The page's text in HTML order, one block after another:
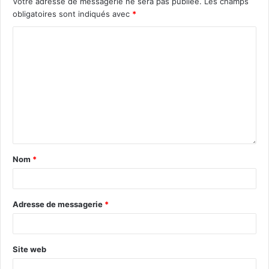
Les vélorues telles qu’elles sont conçues en France
sont déjà nota­bles (en par­ti­c­uli­er en heure de pointe),
place de l’automobile.
obligatoires sont indiqués avec *
Nom *
Adresse de messagerie *
Site web